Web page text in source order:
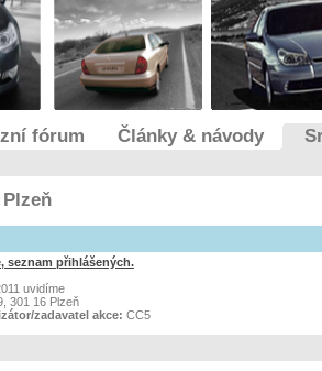
fórum Články & návody
seznam přihlášených.
uvidíme
301 16 Plzeň
zadavatel akce: CC5